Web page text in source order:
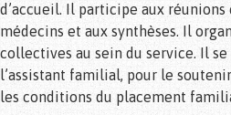
d’accueil. Il participe aux
médecins et aux synthèses. Il
collectives au sein du service. Il
l’assistant familial, pour le
les conditions du placement